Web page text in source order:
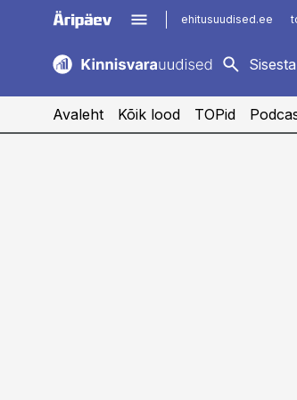
ehitusuudised.ee
kaubandus.ee
logistikauudised.ee
Avaleht Kõik lood TOPid